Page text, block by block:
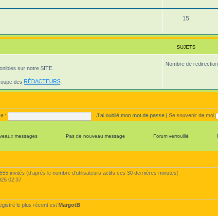
s
15
e
SUJETS
sur notre SITE.
des RÉDACTEURS
Nombre de
: J’ai oublié mon mot de passe Se souvenir de moi
messages Pas de nouveau message Forum verrouillé
invités (d’après le nombre d’utilisateurs actifs ces 30 dernières minutes)
02:37
le plus récent est MargotB